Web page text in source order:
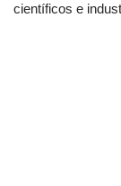
científicos e